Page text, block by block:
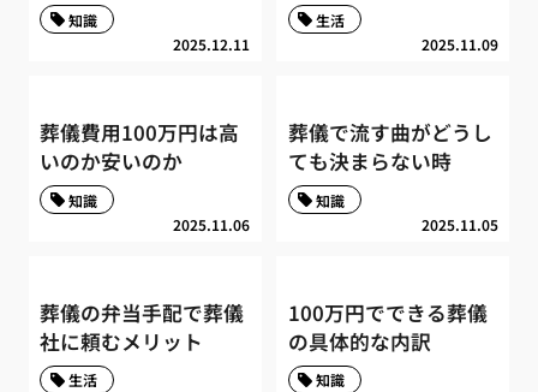
2025.12.11
知識
2025.11.09
生活
葬儀費用100万円は高
いのか安いのか
2025.11.06
知識
葬儀で流す曲がどうし
ても決まらない時
2025.11.05
知識
葬儀の弁当手配で葬儀
社に頼むメリット
生活
100万円でできる葬儀
の具体的な内訳
知識